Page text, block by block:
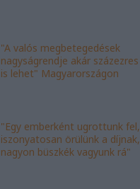
"A valós megbetegedések
nagyságrendje akár százezres
is lehet" Magyarországon
"Egy emberként ugrottunk fel,
iszonyatosan örülünk a díjnak,
nagyon büszkék vagyunk rá"